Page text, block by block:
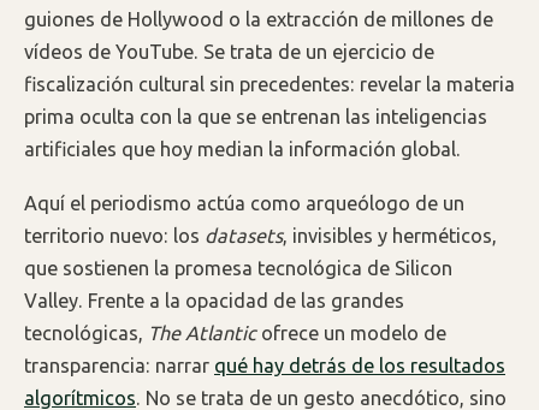
guiones de Hollywood o la extracción de millones de
vídeos de YouTube. Se trata de un ejercicio de
fiscalización cultural sin precedentes: revelar la materia
prima oculta con la que se entrenan las inteligencias
artificiales que hoy median la información global.
Aquí el periodismo actúa como arqueólogo de un
territorio nuevo: los datasets, invisibles y herméticos,
que sostienen la promesa tecnológica de Silicon
Valley. Frente a la opacidad de las grandes
tecnológicas, The Atlanticofrece un modelo de
transparencia: narrar qué hay detrás de los resultados
algorítmicos. No se trata de un gesto anecdótico, sino